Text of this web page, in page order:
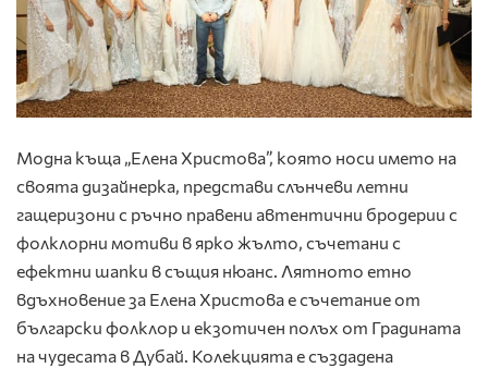
Модна къща „Елена Христова”, която носи името на
своята дизайнерка, представи слънчеви летни
гащеризони с ръчно правени автентични бродерии с
фолклорни мотиви в ярко жълто, съчетани с
ефектни шапки в същия нюанс. Лятното етно
вдъхновение за Елена Христова е съчетание от
български фолклор и екзотичен полъх от Градината
на чудесата в Дубай. Колекцията е създадена